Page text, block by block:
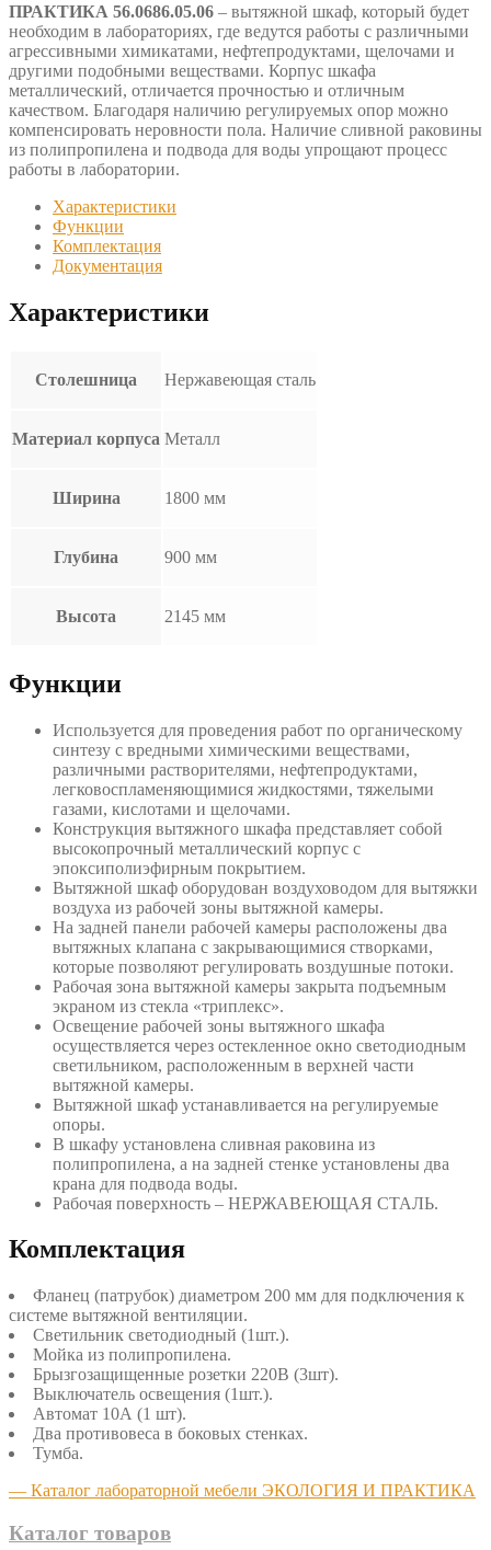
ПРАКТИКА 56.0686.05.06 – вытяжной шкаф, который будет
необходим в лабораториях, где ведутся работы с различными
агрессивными химикатами, нефтепродуктами, щелочами и
другими подобными веществами. Корпус шкафа
металлический, отличается прочностью и отличным
качеством. Благодаря наличию регулируемых опор можно
компенсировать неровности пола. Наличие сливной раковины
из полипропилена и подвода для воды упрощают процесс
работы в лаборатории.
Характеристики
Функции
Комплектация
Документация
Характеристики
Столешница Нержавеющая сталь
Материал корпуса Металл
Ширина 1800 мм
Глубина 900 мм
Высота 2145 мм
Функции
Используется для проведения работ по органическому
синтезу с вредными химическими веществами,
различными растворителями, нефтепродуктами,
легковоспламеняющимися жидкостями, тяжелыми
газами, кислотами и щелочами.
Конструкция вытяжного шкафа представляет собой
высокопрочный металлический корпус с
эпоксиполиэфирным покрытием.
Вытяжной шкаф оборудован воздуховодом для вытяжки
воздуха из рабочей зоны вытяжной камеры.
На задней панели рабочей камеры расположены два
вытяжных клапана с закрывающимися створками,
которые позволяют регулировать воздушные потоки.
Рабочая зона вытяжной камеры закрыта подъемным
экраном из стекла «триплекс».
Освещение рабочей зоны вытяжного шкафа
осуществляется через остекленное окно светодиодным
cветильником, расположенным в верхней части
вытяжной камеры.
Вытяжной шкаф устанавливается на регулируемые
опоры.
В шкафу установлена сливная раковина из
полипропилена, а на задней стенке установлены два
крана для подвода воды.
Рабочая поверхность – НЕРЖАВЕЮЩАЯ СТАЛЬ.
Комплектация
Фланец (патрубок) диаметром 200 мм для подключения к
системе вытяжной вентиляции.
Светильник светодиодный (1шт.).
Мойка из полипропилена.
Брызгозащищенные розетки 220В (3шт).
Выключатель освещения (1шт.).
Автомат 10А (1 шт).
Два противовеса в боковых стенках.
Тумба.
— Каталог лабораторной мебели ЭКОЛОГИЯ И ПРАКТИКА
Каталог товаров